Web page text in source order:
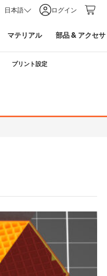
日本語 ログイン
マテリアル 部品& アクセ
プリント設定